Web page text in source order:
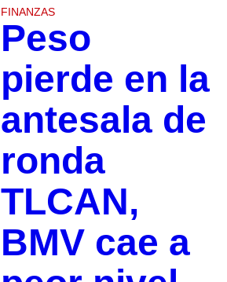
FINANZAS
Peso
pierde en la
antesala de
ronda
TLCAN,
BMV cae a